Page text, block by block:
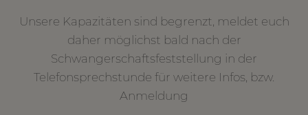
Unsere Kapazitäten sind begrenzt, meldet euch
daher möglichst bald nach der
Schwangerschaftsfeststellung in der
Telefonsprechstunde für weitere Infos, bzw.
Anmeldung